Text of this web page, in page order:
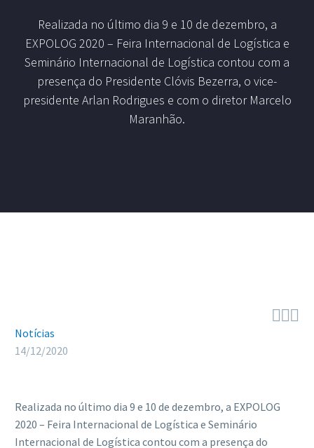
Realizada no último dia 9 e 10 de dezembro, a
EXPOLOG 2020 – Feira Internacional de Logística e
Seminário Internacional de Logística contou com a
presença do Presidente Clóvis Bezerra, o vice-
presidente Arlan Rodrigues e com o diretor Marcelo
Maranhão.

Notícias
14/12/2020
Realizada no último dia 9 e 10 de dezembro, a EXPOLOG
2020 – Feira Internacional de Logística e Seminário
Internacional de Logística contou com a presença do